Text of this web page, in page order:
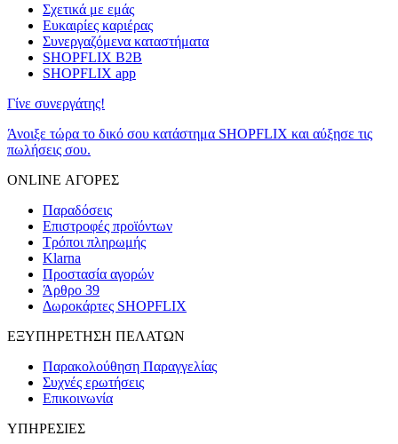
Σχετικά με εμάς
Ευκαιρίες καριέρας
Συνεργαζόμενα καταστήματα
SHOPFLIX B2B
SHOPFLIX app
Γίνε συνεργάτης!
Άνοιξε τώρα το δικό σου κατάστημα SHOPFLIX και αύξησε τις
πωλήσεις σου.
ONLINE ΑΓΟΡΕΣ
Παραδόσεις
Επιστροφές προϊόντων
Τρόποι πληρωμής
Klarna
Προστασία αγορών
Άρθρο 39
Δωροκάρτες SHOPFLIX
ΕΞΥΠΗΡΕΤΗΣΗ ΠΕΛΑΤΩΝ
Παρακολούθηση Παραγγελίας
Συχνές ερωτήσεις
Επικοινωνία
ΥΠΗΡΕΣΙΕΣ